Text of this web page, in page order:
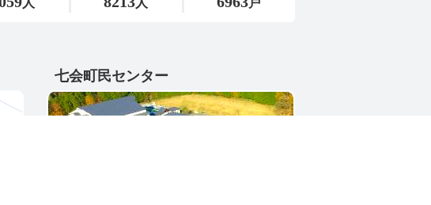
七会町民センター